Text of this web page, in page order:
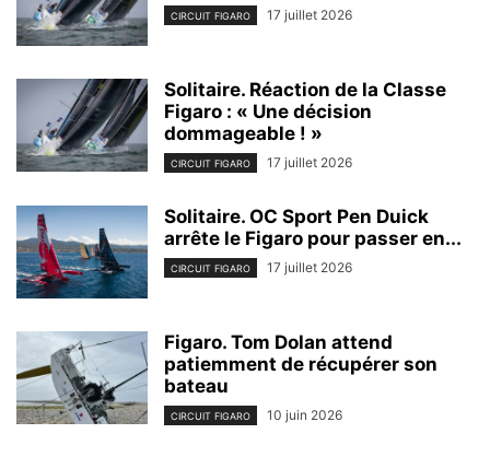
CIRCUIT FIGARO 17 juillet 2026
Solitaire. Réaction de la Classe
Figaro : « Une décision
dommageable ! »
CIRCUIT FIGARO 17 juillet 2026
Solitaire. OC Sport Pen Duick
arrête le Figaro pour passer en...
CIRCUIT FIGARO 17 juillet 2026
Figaro. Tom Dolan attend
patiemment de récupérer son
bateau
CIRCUIT FIGARO 10 juin 2026